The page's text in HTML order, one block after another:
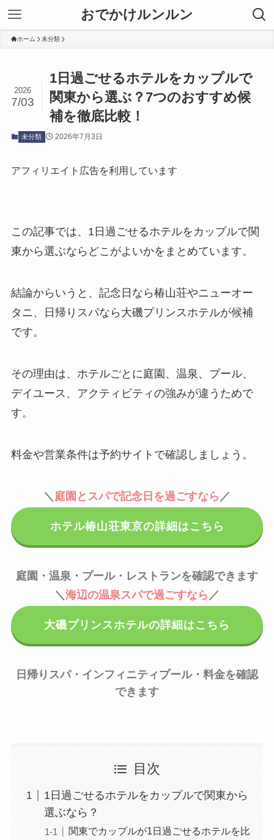
おでかけルンルン
ホーム 未分類
1日過ごせるホテルをカップルで
関東から選ぶ？7つのおすすめ候
補を徹底比較！
2026
7/03
未分類 2026年7月3日
アフィリエイト広告を利用しています
この記事では、1日過ごせるホテルをカップルで関
東から選ぶならどこがよいかをまとめています。
結論からいうと、記念日なら椿山荘やニューオー
タニ、日帰りスパなら大磯プリンスホテルが候補
です。
その理由は、ホテルごとに庭園、温泉、プール、
デイユース、アクティビティの強みが違うためで
す。
料金や営業条件は予約サイトで確認しましょう。
＼ 庭園とスパで記念日を過ごすなら ／
ホテル椿山荘東京の詳細はこちら
庭園・温泉・プール・レストランを確認できます
＼海辺の温泉スパで過ごすなら ／
大磯プリンスホテルの詳細はこちら
日帰りスパ・インフィニティプール・料金を確認
できます
目次
1日過ごせるホテルをカップルで関東から
選ぶなら？
関東でカップルが1日過ごせるホテルを比